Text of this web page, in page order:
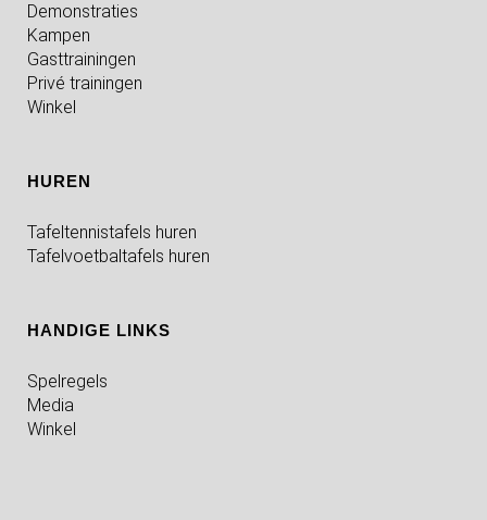
Demonstraties
Kampen
Gasttrainingen
Privé trainingen
Winkel
HUREN
Tafeltennistafels huren
Tafelvoetbaltafels huren
HANDIGE LINKS
Spelregels
Media
Winkel